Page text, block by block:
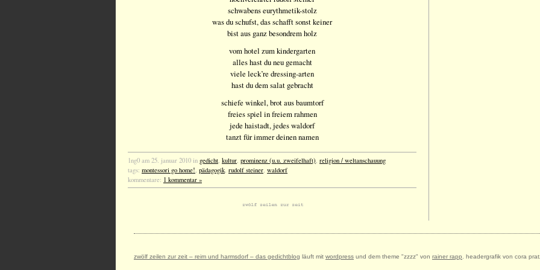
schwabens eurythmetik-stolz
was du schufst, das schafft sonst keiner
bist aus ganz besondrem holz
vom hotel zum kindergarten
alles hast du neu gemacht
viele leck’re dressing-arten
hast du dem salat gebracht
schiefe winkel, brot aus baumtorf
freies spiel in freiem rahmen
jede haistadt, jedes waldorf
tanzt für immer deinen namen
1ng0 am 25. januar 2010 in gedicht, kultur, prominenz (u.u. zweifelhaft), religion / weltanschauung
tags: montessori go home!, pädagogik, rudolf steiner, waldorf
kommentare: 1 kommentar »
zwölf zeilen zur zeit – reim und harmsdorf – das gedichtblog läuft mit wordpress und dem theme "zzzz" von rainer rapp . headergrafik von cora